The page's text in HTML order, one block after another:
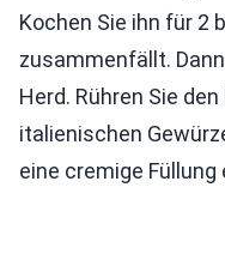
Kochen Sie ihn für 2
zusammenfällt.
Herd. Rühren Sie
italienischen
eine cremige